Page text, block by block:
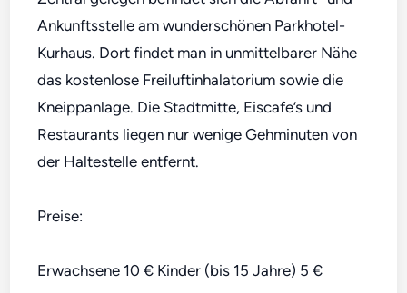
Ankunftsstelle am wunderschönen Parkhotel-
Kurhaus. Dort findet man in unmittelbarer Nähe
das kostenlose Freiluftinhalatorium sowie die
Kneippanlage. Die Stadtmitte, Eiscafe’s und
Restaurants liegen nur wenige Gehminuten von
der Haltestelle entfernt.
Preise:
Erwachsene 10 € Kinder (bis 15 Jahre) 5 €